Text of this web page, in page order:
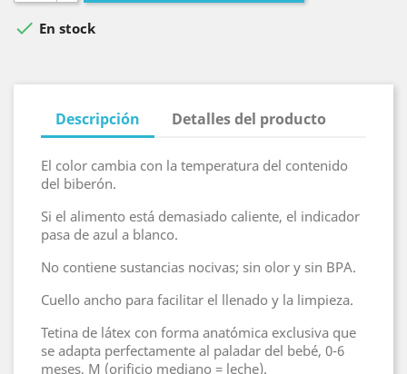
 En stock
Descripción Detalles del producto
El color cambia con la temperatura del contenido
del biberón.
Si el alimento está demasiado caliente, el indicador
pasa de azul a blanco.
No contiene sustancias nocivas; sin olor y sin BPA.
Cuello ancho para facilitar el llenado y la limpieza.
Tetina de látex con forma anatómica exclusiva que
se adapta perfectamente al paladar del bebé, 0-6
meses, M (orificio mediano = leche).